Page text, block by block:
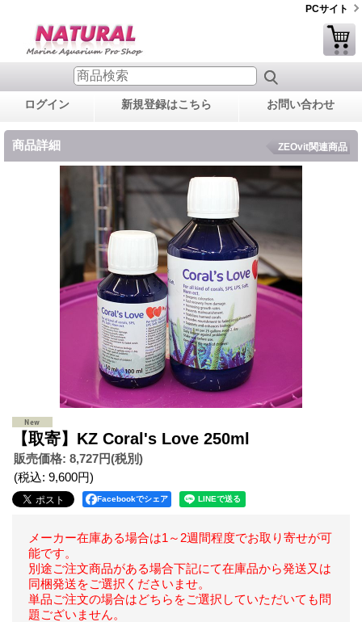
PCサイト
ログイン 新規登録はこちら お問い合わせ
商品詳細 ZEOvit関連商品
【取寄】KZ Coral's Love 250ml
販売価格: 8,727円(税別)
(税込: 9,600円)
Facebookでシェア
メーカー在庫ある場合は1～2週間程度でお取り寄せが可
能です。
別途ご注文商品がある場合下記にて在庫品から発送又は
同梱発送をご選択くださいませ。
単品ご注文の場合はどちらをご選択していただいても問
題ございません。